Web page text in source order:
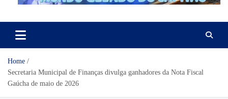
Home
Secretaria Municipal de Finanças divulga ganhadores da Nota Fiscal
Gaúcha de maio de 2026